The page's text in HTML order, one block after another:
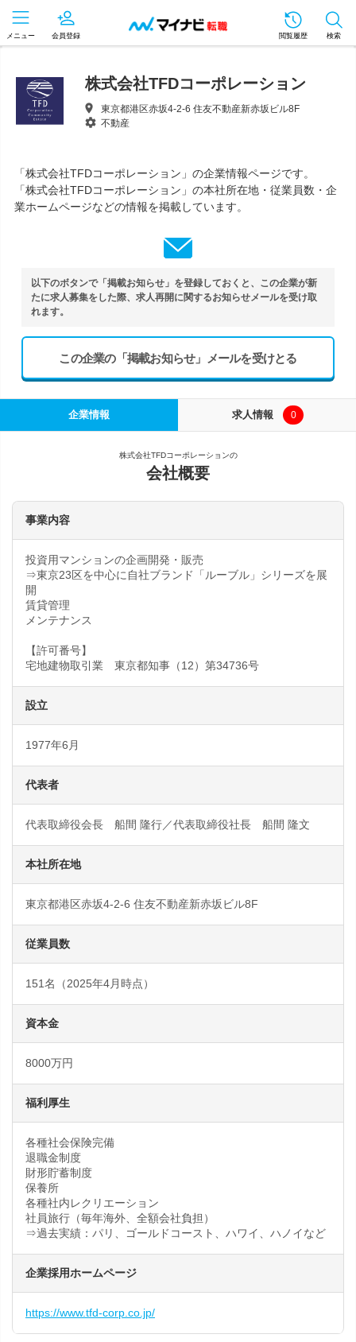
メニュー 会員登録 閲覧履歴 検索
株式会社TFDコーポレーション
東京都港区赤坂4-2-6 住友不動産新赤坂ビル8F
不動産
「株式会社TFDコーポレーション」の企業情報ページです。
「株式会社TFDコーポレーション」の本社所在地・従業員数・企
業ホームページなどの情報を掲載しています。
以下のボタンで「掲載お知らせ」を登録しておくと、この企業が新
たに求人募集をした際、求人再開に関するお知らせメールを受け取
れます。
この企業の「掲載お知らせ」メールを受けとる
企業情報 求人情報 0
株式会社TFDコーポレーションの
会社概要
事業内容
投資用マンションの企画開発・販売
⇒東京23区を中心に自社ブランド「ルーブル」シリーズを展
開
賃貸管理
メンテナンス
【許可番号】
宅地建物取引業 東京都知事（12）第34736号
設立
1977年6月
代表者
代表取締役会長 船間 隆行／代表取締役社長 船間 隆文
本社所在地
東京都港区赤坂4-2-6 住友不動産新赤坂ビル8F
従業員数
151名（2025年4月時点）
資本金
8000万円
福利厚生
各種社会保険完備
退職金制度
財形貯蓄制度
保養所
各種社内レクリエーション
社員旅行（毎年海外、全額会社負担）
⇒過去実績：パリ、ゴールドコースト、ハワイ、ハノイなど
企業採用ホームページ
https://www.tfd-corp.co.jp/